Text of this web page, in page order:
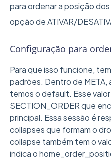
para ordenar a posição
opção de ATIVAR/
Configuração para
Para que isso funcione,
padrões. Dentro de META,
temos o default. Esse
SECTION_ORDER que
principal. Essa sessão é
collapses que formam o
collapse também tem o
indica o